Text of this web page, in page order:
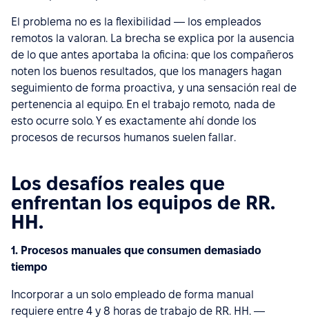
El problema no es la flexibilidad — los empleados
remotos la valoran. La brecha se explica por la ausencia
de lo que antes aportaba la oficina: que los compañeros
noten los buenos resultados, que los managers hagan
seguimiento de forma proactiva, y una sensación real de
pertenencia al equipo. En el trabajo remoto, nada de
esto ocurre solo. Y es exactamente ahí donde los
procesos de recursos humanos suelen fallar.
Los desafíos reales que
enfrentan los equipos de RR.
HH.
1. Procesos manuales que consumen demasiado
tiempo
Incorporar a un solo empleado de forma manual
requiere entre 4 y 8 horas de trabajo de RR. HH. —